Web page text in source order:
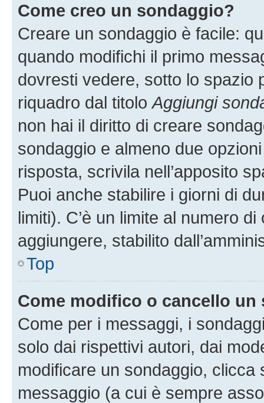
Come creo un sondaggio?
Creare un sondaggio è facile:
quando modifichi il primo
dovresti vedere, sotto lo spazio
riquadro dal titoloAggiungi
non hai il diritto di creare
sondaggio e almeno due
risposta, scrivila nell’apposito
Puoi anche stabilire i giorni di
limiti). C’è un limite al numero
aggiungere, stabilito
Top
Come modifico o cancello un
Come per i messaggi, i
solo dai rispettivi autori, dai
modificare un sondaggio,
messaggio (a cui è sempre